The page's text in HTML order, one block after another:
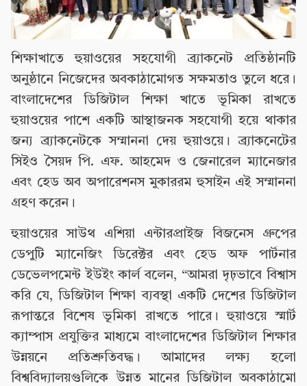
শিক্ষাখাতে হুয়াওয়ের সহযোগী ব্র্যাকনেট প্রতিষ্ঠানটি
অনুষ্ঠানে নিজেদের অবকাঠামোগত সক্ষমতাও তুলে ধরে।
বাংলাদেশের ডিজিটাল শিক্ষা খাতে ভূমিকা রাখতে
হুয়াওয়ের পাশে একটি আস্থাজনক সহযোগী হয়ে থাকার
জন্য ব্র্যাকনেটকে সম্মাননা দেয় হুয়াওয়ে। ব্র্যাকনেটের
সিইও সৈয়দ পি. এফ. আহমেদ ও জেনারেল ম্যানেজার
এবং হেড অব অপারেশনস মুকাররম হুসাইন এই সম্মাননা
গ্রহণ করেন।
হুয়াওয়ের সাউথ এশিয়া এন্টারপ্রাইজ বিজনেস গ্রুপের
ডেপুটি ম্যানেজিং ডিরেক্টর এবং হেড অফ পার্টনার
ডেভেলপমেন্ট ইউইং কার্ল বলেন, “আমরা দৃঢ়ভাবে বিশ্বাস
করি যে, ডিজিটাল শিক্ষা ব্যবস্থা একটি দেশের ডিজিটাল
রূপান্তরে বিশেষ ভূমিকা রাখতে পারে। হুয়াওয়ে স্মার্ট
ক্যাম্পাস প্রযুক্তির মাধ্যমে বাংলাদেশের ডিজিটাল শিক্ষার
উন্নয়নে প্রতিশ্রুতিবদ্ধ। আমাদের লক্ষ্য হলো
বিশ্ববিদ্যালয়গুলিকে উন্নত মানের ডিজিটাল অবকাঠামো